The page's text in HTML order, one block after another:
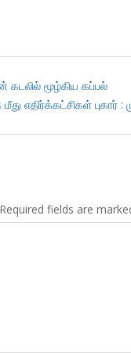
கடலில் மூழ்கிய கப்பல்
எதிர்க்கட்சிகள் புகார்
Required fields are